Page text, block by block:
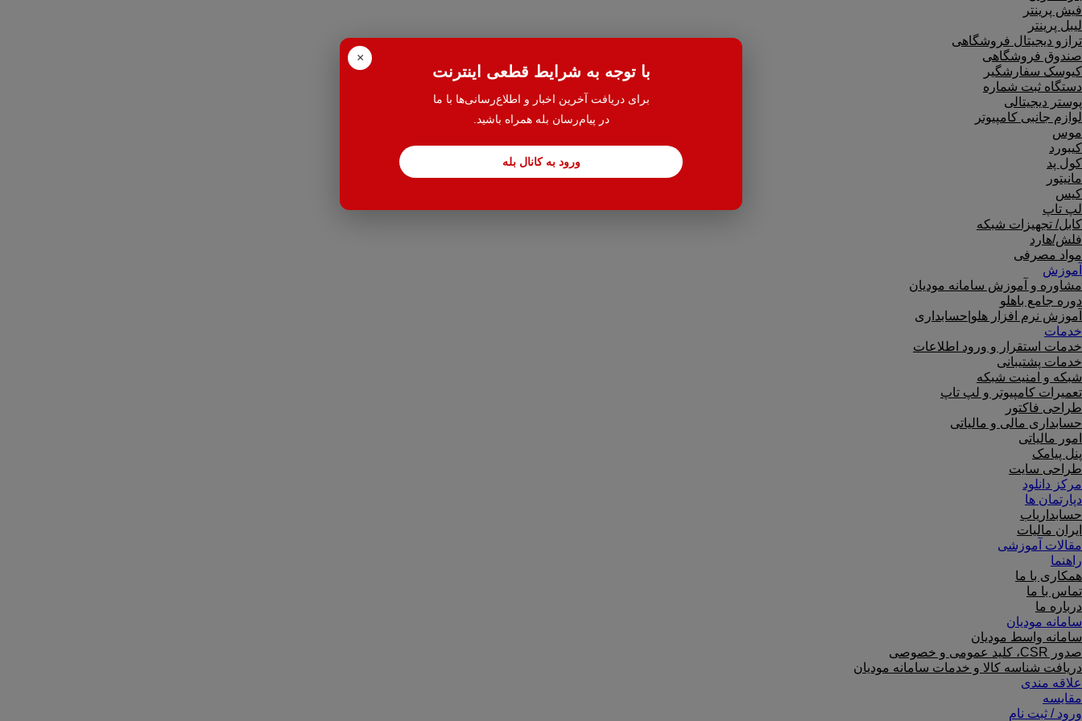
×
با توجه به شرایط قطعی اینترنت
برای دریافت آخرین اخبار و اطلاع‌رسانی‌ها با ما
در پیام‌رسان بله همراه باشید.
ورود به کانال بله
فیش پرینتر
لیبل پرینتر
ترازو دیجیتال فروشگاهی
صندوق فروشگاهی
کیوسک سفارشگیر
دستگاه ثبت شماره
پوستر دیجیتالی
لوازم جانبی کامپیوتر
موس
کیبورد
کول پد
مانیتور
کیس
لپ تاپ
کابل/ تجهیزات شبکه
فلش/هارد
مواد مصرفی
آموزش
مشاوره و آموزش سامانه مودیان
دوره جامع باهلو
آموزش نرم افزار هلو|حسابداری
خدمات
خدمات استقرار و ورود اطلاعات
خدمات پشتیبانی
شبکه و امنیت شبکه
تعمیرات کامپیوتر و لپ تاپ
طراحی فاکتور
حسابداری مالی و مالیاتی
امور مالیاتی
پنل پیامک
طراحی سایت
مرکز دانلود
دپارتمان ها
حسابداریاب
ایران مالیات
مقالات آموزشی
راهنما
همکاری با ما
تماس با ما
درباره ما
سامانه مودیان
سامانه واسط مودیان
صدور CSR، کلید عمومی و خصوصی
دریافت شناسه کالا و خدمات سامانه مودیان
علاقه مندی
مقایسه
ورود / ثبت نام